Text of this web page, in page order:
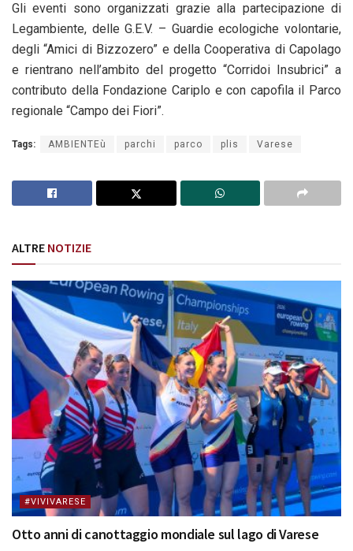
Gli eventi sono organizzati grazie alla partecipazione di
Legambiente, delle G.E.V. – Guardie ecologiche volontarie,
degli “Amici di Bizzozero” e della Cooperativa di Capolago
e rientrano nell’ambito del progetto “Corridoi Insubrici” a
contributo della Fondazione Cariplo e con capofila il Parco
regionale “Campo dei Fiori”.
Tags: AMBIENTEù parchi parco plis Varese
ALTRE NOTIZIE
#VIVIVARESE
Otto anni di canottaggio mondiale sul lago di Varese